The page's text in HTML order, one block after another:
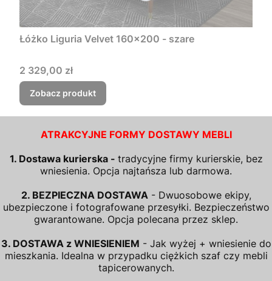
Łóżko Liguria Velvet 160x200 - szare
Cena
2 329,00 zł
Zobacz produkt
ATRAKCYJNE FORMY DOSTAWY MEBLI
1. Dostawa kurierska - tradycyjne firmy kurierskie, bez
wniesienia. Opcja najtańsza lub darmowa.
2. BEZPIECZNA DOSTAWA - Dwuosobowe ekipy,
ubezpieczone i fotografowane przesyłki. Bezpieczeństwo
gwarantowane. Opcja polecana przez sklep.
3. DOSTAWA z WNIESIENIEM - Jak wyżej + wniesienie do
mieszkania. Idealna w przypadku ciężkich szaf czy mebli
tapicerowanych.